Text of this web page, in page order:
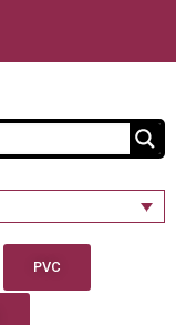
PVC